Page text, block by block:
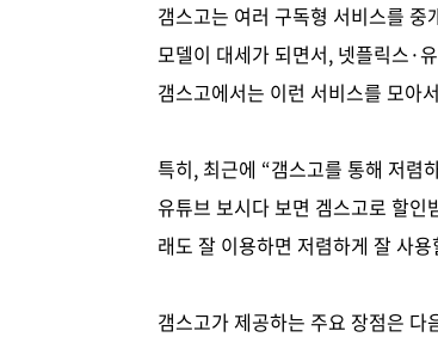
갬스고는 여러 구독형 서비스를
모델이 대세가 되면서, 넷플릭스·
갬스고에서는 이런 서비스를 모아
특히, 최근에 “갬스고를 통해 저렴
유튜브 보시다 보면 겜스고로 할
래도 잘 이용하면 저렴하게 잘 사
갬스고가 제공하는 주요 장점은 다